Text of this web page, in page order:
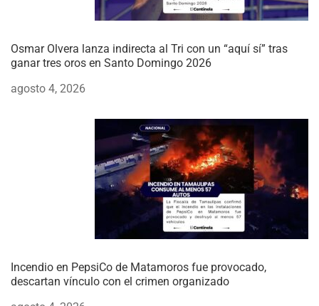
Osmar Olvera lanza indirecta al Tri con un “aquí sí” tras
ganar tres oros en Santo Domingo 2026
agosto 4, 2026
Incendio en PepsiCo de Matamoros fue provocado,
descartan vínculo con el crimen organizado